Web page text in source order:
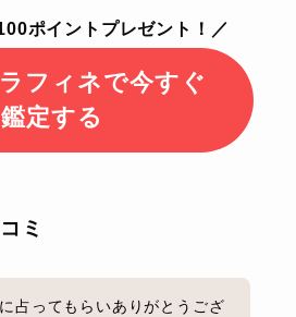
ポイントプレゼント！／
フィネで今すぐ
鑑定する
ミ
占ってもらいありがとうござ